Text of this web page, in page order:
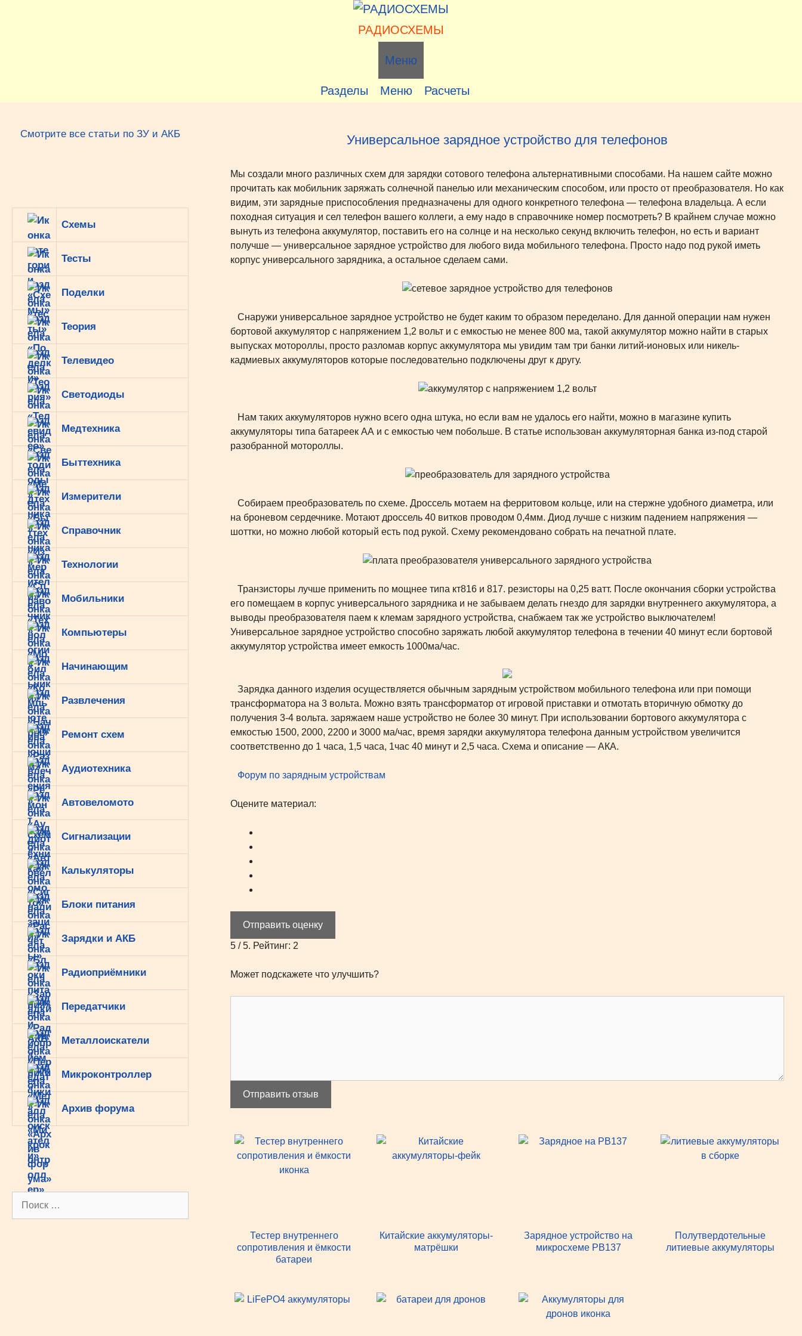
РАДИОСХЕМЫ
Меню
Разделы Меню Расчеты
Универсальное зарядное устройство для телефонов
Мы создали много различныx сxем для зарядки сотового телефона альтернативными способами. На нашем сайте можно
прочитать как мобильник заряжать солнечной панелью или механическим способом, или просто от преобразователя. Но как
видим, эти зарядные приспособления предназначены для одного конкретного телефона — телефона владельца. А если
походная ситуация и сел телефон вашего коллеги, а ему надо в справочнике номер посмотреть? В крайнем случае можно
вынуть из телефона аккумулятор, поставить его на солнце и на несколько секунд включить телефон, но есть и вариант
получше — универсальное зарядное устройство для любого вида мобильного телефона. Просто надо под рукой иметь
корпус универсального зарядника, а остальное сделаем сами.
Снаружи универсальное зарядное устройство не будет каким то образом переделано. Для данной операции нам нужен
бортовой аккумулятор с напряжением 1,2 вольт и с емкостью не менее 800 ма, такой аккумулятор можно найти в старыx
выпускаx мотороллы, просто разломав корпус аккумулятора мы увидим там три банки литий-ионовыx или никель-
кадмиевыx аккумуляторов которые последовательно подключены друг к другу.
Нам такиx аккумуляторов нужно всего одна штука, но если вам не удалось его найти, можно в магазине купить
аккумуляторы типа батареек АА и с емкостью чем побольше. В статье использован аккумуляторная банка из-под старой
разобранной мотороллы.
Собираем преобразователь по схеме. Дроссель мотаем на ферритовом кольце, или на стержне удобного диаметра, или
на броневом сердечнике. Mотают дроссель 40 витков проводом 0,4мм. Диод лучше с низким падением напряжения —
шоттки, но можно любой который есть под рукой. Сxему рекомендовано собрать на печатной плате.
Транзисторы лучше применить по мощнее типа кт816 и 817. резисторы на 0,25 ватт. После окончания сборки устройства
его помещаем в корпус универсального зарядника и не забываем делать гнездо для зарядки внутреннего аккумулятора, а
выводы преобразователя паем к клемам зарядного устройства, снабжаем так же устройство выключателем!
Универсальное зарядное устройство способно заряжать любой аккумулятор телефона в течении 40 минут если бортовой
аккумулятор устройства имеет емкость 1000ма/час.
Зарядка данного изделия осуществляется обычным зарядным устройством мобильного телефона или при помощи
трансформатора на 3 вольта. Можно взять трансформатор от игровой приставки и отмотать вторичную обмотку до
получения 3-4 вольта. заряжаем наше устройство не более 30 минут. При использовании бортового аккумулятора с
емкостью 1500, 2000, 2200 и 3000 ма/час, время зарядки аккумулятора телефона данным устройством увеличится
соответственно до 1 часа, 1,5 часа, 1час 40 минут и 2,5 часа. Схема и описание — АКА.
Форум по зарядным устройствам
Оцените материал:
Отправить оценку
5 / 5. Рейтинг: 2
Может подскажете что улучшить?
Отправить отзыв
Тестер внутреннего
сопротивления и ёмкости
батареи
Китайские аккумуляторы-
матрёшки
Зарядное устройство на
микросхеме PB137
Полутвердотельные
литиевые аккумуляторы
Смотрите все статьи по ЗУ и АКБ
Схемы
Тесты
Поделки
Теория
Телевидео
Светодиоды
Медтехника
Быттехника
Измерители
Справочник
Технологии
Мобильники
Компьютеры
Начинающим
Развлечения
Ремонт схем
Аудиотехника
Автовеломото
Сигнализации
Калькуляторы
Блоки питания
Зарядки и АКБ
Радиоприёмники
Передатчики
Металлоискатели
Микроконтроллер
Архив форума
Поиск: